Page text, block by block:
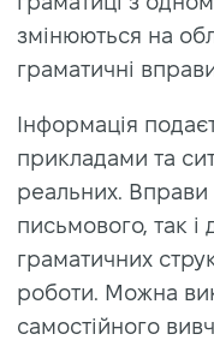
змінюються на
граматичні
Інформація
прикладами та
реальних. Вправи
письмового, так і
граматичних
роботи. Можна
самостійного